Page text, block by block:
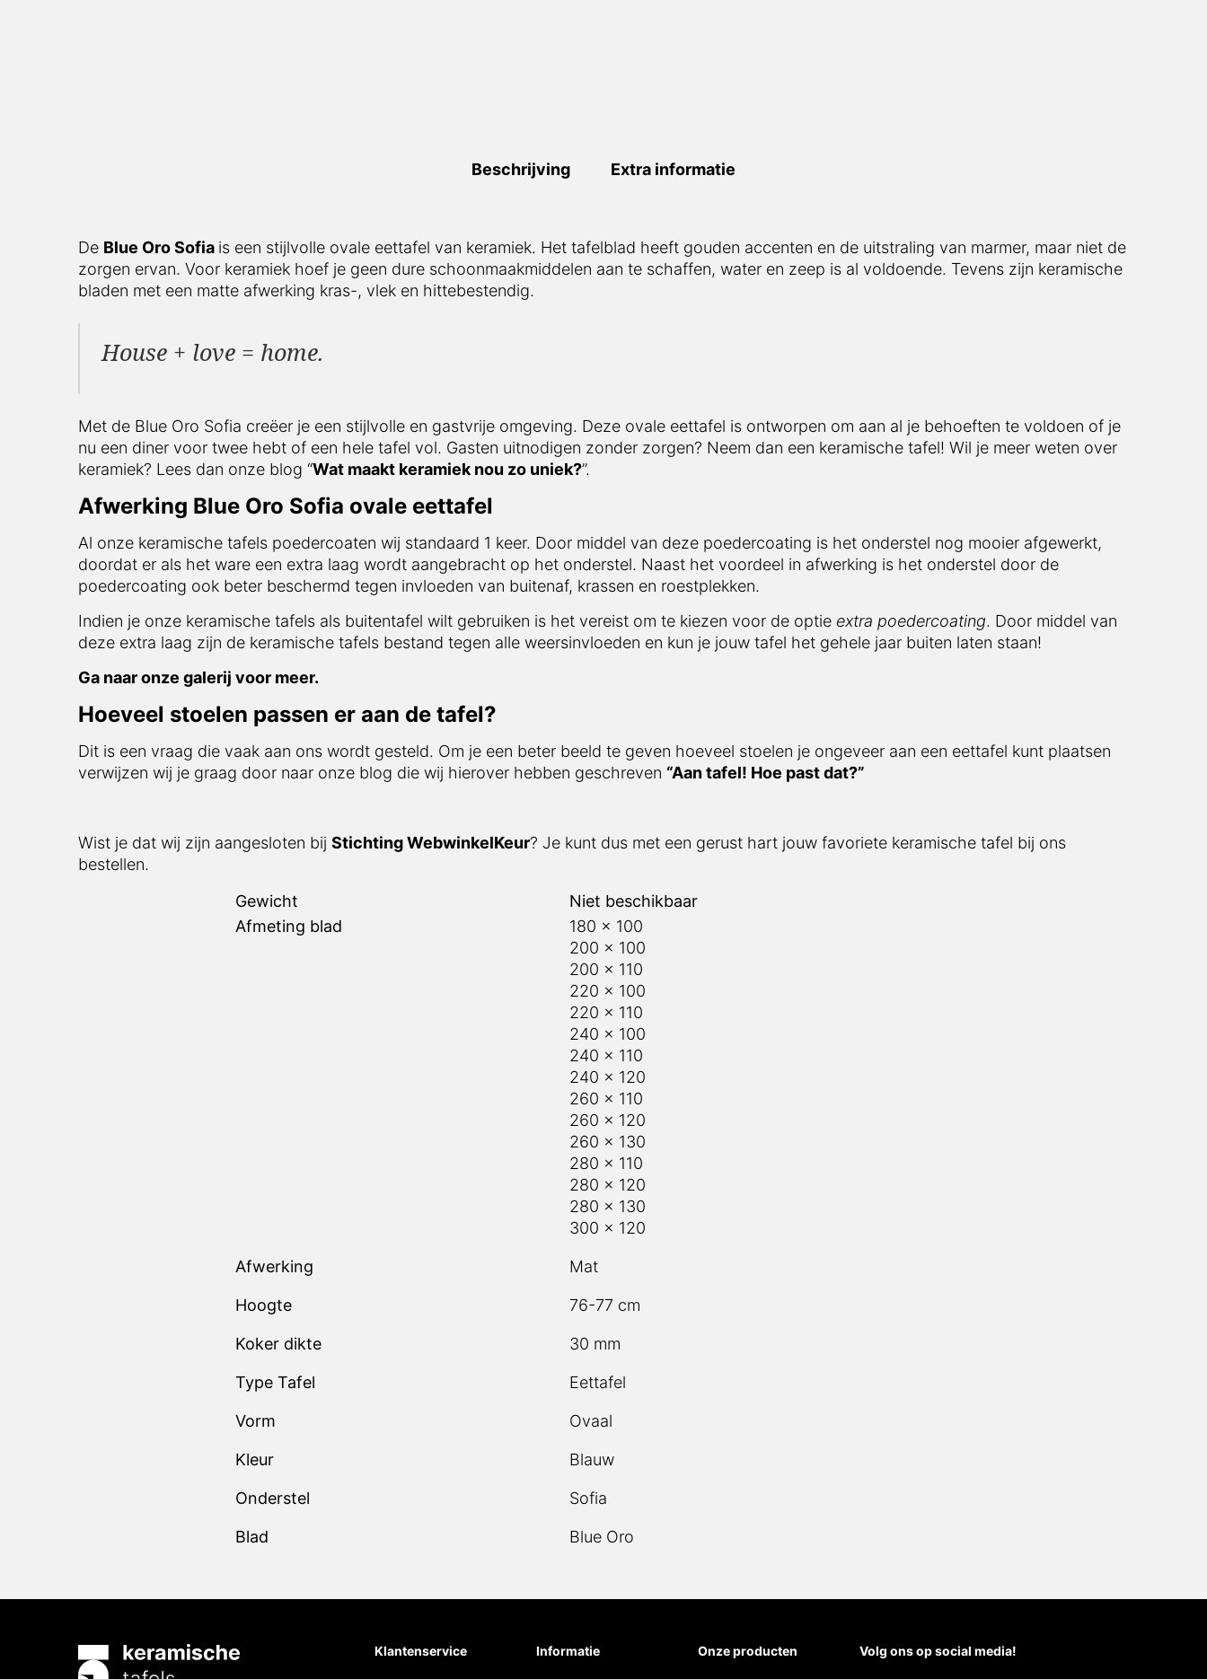
Beschrijving Extra informatie
De Blue Oro Sofia is een stijlvolle ovale eettafel van keramiek. Het tafelblad heeft gouden accenten en de uitstraling van marmer, maar niet de
zorgen ervan. Voor keramiek hoef je geen dure schoonmaakmiddelen aan te schaffen, water en zeep is al voldoende. Tevens zijn keramische
bladen met een matte afwerking kras-, vlek en hittebestendig.
House + love = home.
Met de Blue Oro Sofia creëer je een stijlvolle en gastvrije omgeving. Deze ovale eettafel is ontworpen om aan al je behoeften te voldoen of je
nu een diner voor twee hebt of een hele tafel vol. Gasten uitnodigen zonder zorgen? Neem dan een keramische tafel! Wil je meer weten over
keramiek? Lees dan onze blog “Wat maakt keramiek nou zo uniek?”.
Afwerking Blue Oro Sofia ovale eettafel
Al onze keramische tafels poedercoaten wij standaard 1 keer. Door middel van deze poedercoating is het onderstel nog mooier afgewerkt,
doordat er als het ware een extra laag wordt aangebracht op het onderstel. Naast het voordeel in afwerking is het onderstel door de
poedercoating ook beter beschermd tegen invloeden van buitenaf, krassen en roestplekken.
Indien je onze keramische tafels als buitentafel wilt gebruiken is het vereist om te kiezen voor de optie extra poedercoating. Door middel van
deze extra laag zijn de keramische tafels bestand tegen alle weersinvloeden en kun je jouw tafel het gehele jaar buiten laten staan!
Ga naar onze galerij voor meer.
Hoeveel stoelen passen er aan de tafel?
Dit is een vraag die vaak aan ons wordt gesteld. Om je een beter beeld te geven hoeveel stoelen je ongeveer aan een eettafel kunt plaatsen
verwijzen wij je graag door naar onze blog die wij hierover hebben geschreven “Aan tafel! Hoe past dat?”
Wist je dat wij zijn aangesloten bij Stichting WebwinkelKeur? Je kunt dus met een gerust hart jouw favoriete keramische tafel bij ons
bestellen.
Gewicht
Niet beschikbaar
Afmeting blad
180 x 100
200 x 100
200 x 110
220 x 100
220 x 110
240 x 100
240 x 110
240 x 120
260 x 110
260 x 120
260 x 130
280 x 110
280 x 120
280 x 130
300 x 120
Afwerking Mat
Hoogte 76-77 cm
Koker dikte 30 mm
Type Tafel Eettafel
Vorm Ovaal
Kleur Blauw
Onderstel Sofia
Blad Blue Oro
Klantenservice Informatie Onze producten Volg ons op social media!